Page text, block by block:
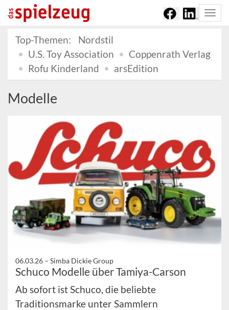
Top-Themen:
Nordstil
U.S. Toy Association
Coppenrath Verlag
Rofu Kinderland
arsEdition
Modelle
06.03.26 – Simba Dickie Group
Schuco Modelle über Tamiya-Carson
Ab sofort ist Schuco, die beliebte
Traditionsmarke unter Sammlern